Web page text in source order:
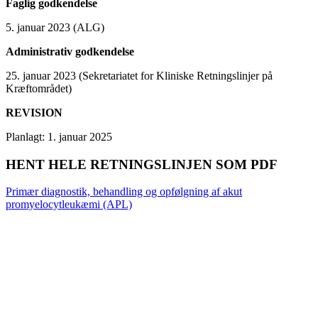
Faglig godkendelse
5. januar 2023 (ALG)
Administrativ godkendelse
25. januar 2023 (Sekretariatet for Kliniske Retningslinjer på
Kræftområdet)
REVISION
Planlagt: 1. januar 2025
HENT HELE RETNINGSLINJEN SOM PDF
Primær diagnostik, behandling og opfølgning af akut
promyelocytleukæmi (APL)